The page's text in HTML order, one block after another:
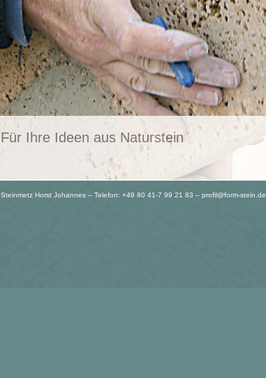
Für Ihre Ideen aus Naturstein
Steinmetz Horst Johannes – Telefon: +49 80 41-7 99 21 83 – profil@form-stein.de